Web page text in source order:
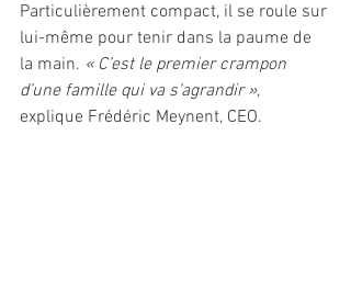
Particulièrement compact, il se roule sur
lui-même pour tenir dans la paume de
la main. « C’est le premier crampon
d’une famille qui va s’agrandir »,
explique Frédéric Meynent, CEO.